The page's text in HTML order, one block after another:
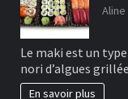
Aline
Le maki est un
nori d’algues
En savoir plus